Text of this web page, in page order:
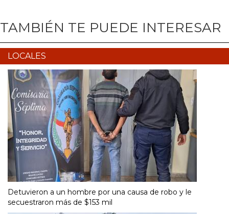
TAMBIÉN TE PUEDE INTERESAR
LOCALES
Detuvieron a un hombre por una causa de robo y le
secuestraron más de $153 mil